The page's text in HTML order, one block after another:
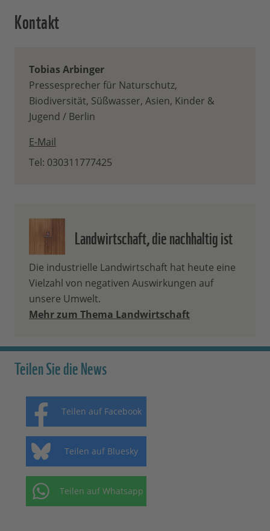
Kontakt
Tobias Arbinger
Pressesprecher für Naturschutz,
Biodiversität, Süßwasser, Asien, Kinder &
Jugend / Berlin
E-Mail
Tel: 030311777425
Landwirtschaft, die nachhaltig ist
Die industrielle Landwirtschaft hat heute eine
Vielzahl von negativen Auswirkungen auf
unsere Umwelt.
Mehr zum Thema Landwirtschaft
Teilen Sie die News
Teilen auf Facebook
Teilen auf Bluesky
Teilen auf Whatsapp